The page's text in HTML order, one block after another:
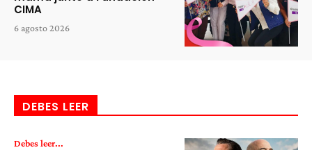
CIMA
6 agosto 2026
DEBES LEER
Debes leer...